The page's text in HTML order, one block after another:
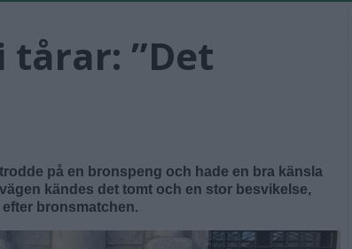
tårar: ”Det
på en bronspeng och hade en bra känsla
kändes det tomt och en stor besvikelse,
bronsmatchen.